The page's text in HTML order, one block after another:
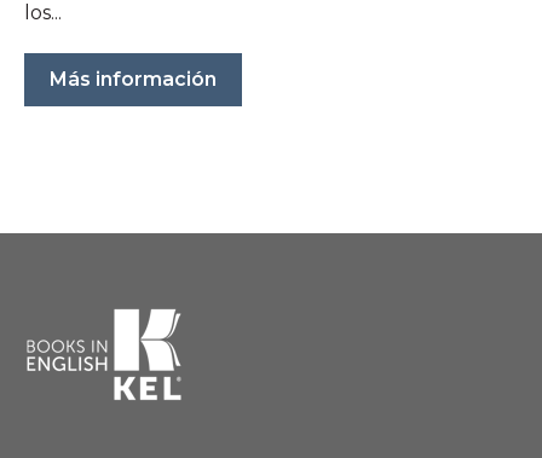
los...
Más información